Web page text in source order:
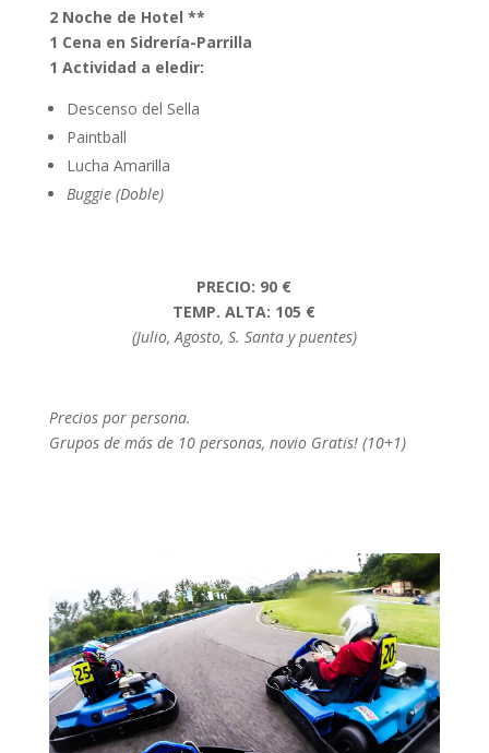
2 Noche de Hotel **
1 Cena en Sidrería-Parrilla
1 Actividad a eledir:
Descenso del Sella
Paintball
Lucha Amarilla
Buggie (Doble)
PRECIO: 90 €
TEMP. ALTA: 105 €
(Julio, Agosto, S. Santa y puentes)
Precios por persona.
Grupos de más de 10 personas, novio Gratis! (10+1)